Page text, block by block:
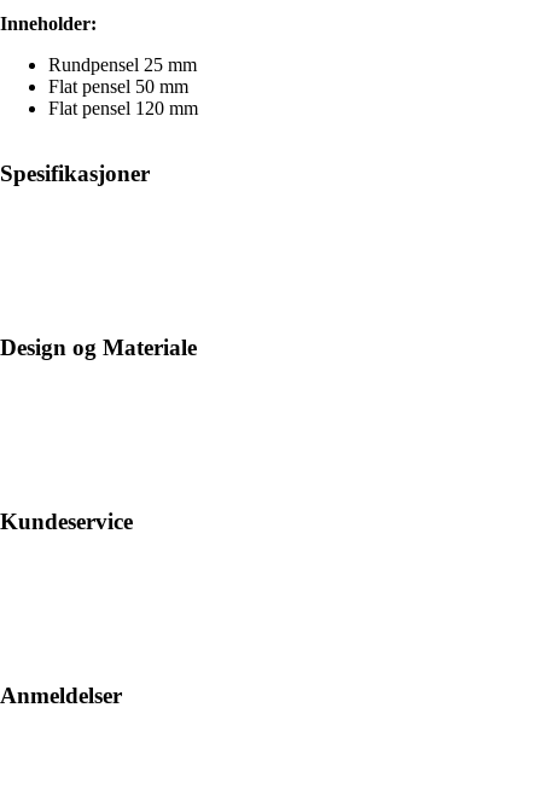
Inneholder:
Rundpensel 25 mm
Flat pensel 50 mm
Flat pensel 120 mm
Spesifikasjoner
Design og Materiale
Kundeservice
Anmeldelser